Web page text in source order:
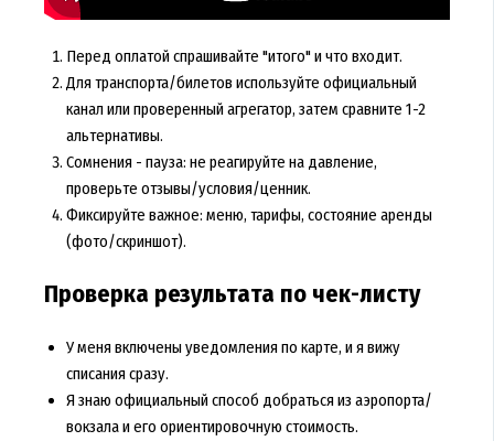
Перед оплатой спрашивайте "итого" и что входит.
Для транспорта/билетов используйте официальный
канал или проверенный агрегатор, затем сравните 1-2
альтернативы.
Сомнения - пауза: не реагируйте на давление,
проверьте отзывы/условия/ценник.
Фиксируйте важное: меню, тарифы, состояние аренды
(фото/скриншот).
Проверка результата по чек-листу
У меня включены уведомления по карте, и я вижу
списания сразу.
Я знаю официальный способ добраться из аэропорта/
вокзала и его ориентировочную стоимость.